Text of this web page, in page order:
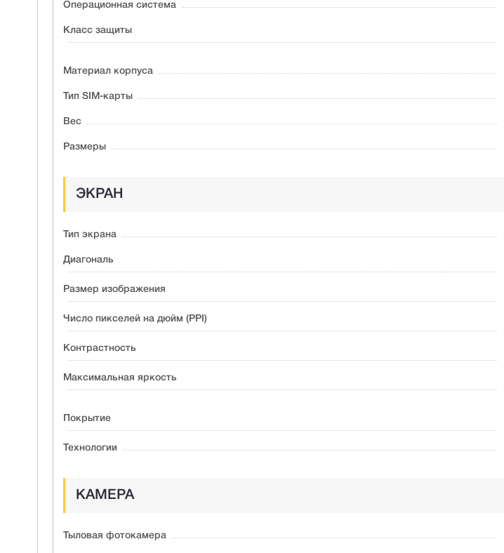
Операционная система
Класс защиты
Материал корпуса
Тип SIM-карты
Вес
Размеры
ЭКРАН
Тип экрана
Диагональ
Размер изображения
Число пикселей на дюйм (PPI)
Контрастность
Максимальная яркость
Покрытие
Технологии
КАМЕРА
Тыловая фотокамера